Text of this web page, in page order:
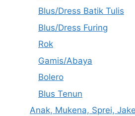
Blus/Dress Batik Tulis
Blus/Dress Furing
Rok
Gamis/Abaya
Bolero
Blus Tenun
Anak, Mukena, Sprei,